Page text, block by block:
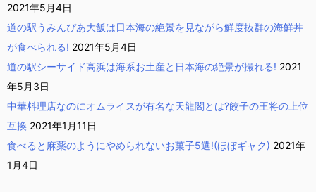
2021年5月4日
道の駅うみんぴあ大飯は日本海の絶景を見ながら鮮度抜群の海鮮丼
が食べられる! 2021年5月4日
道の駅シーサイド高浜は海系お土産と日本海の絶景が撮れる! 2021
年5月3日
中華料理店なのにオムライスが有名な天龍閣とは?餃子の王将の上位
互換 2021年1月11日
食べると麻薬のようにやめられないお菓子5選!(ほぼギャク) 2021年
1月4日